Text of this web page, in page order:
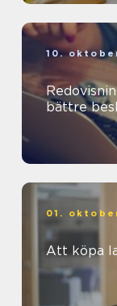
10.
bättre
01.
Att köpa